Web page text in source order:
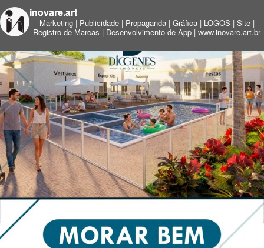
inovare.art
Marketing | Publicidade | Propaganda | Gráfica | LOGOS | Site |
Registro de Marcas | Desenvolvimento de App | www.inovare.art.br